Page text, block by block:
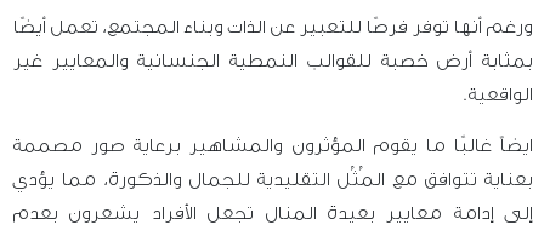
ورغم أنها توفر فرصًا للتعبير عن الذات وبناء المجتمع، تعمل أيضًا
بمثابة أرض خصبة للقوالب النمطية الجنسانية والمعايير غير
الواقعية.
ايضاً غالبًا ما يقوم المؤثرون والمشاهير برعاية صور مصممة
بعناية تتوافق مع المُثُل التقليدية للجمال والذكورة، مما يؤدي
إلى إدامة معايير بعيدة المنال تجعل الأفراد يشعرون بعدم